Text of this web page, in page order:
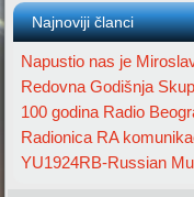
Najnoviji članci
Napustio nas je
Redovna Godišnja
100 godina Radio
Radionica RA
YU1924RB-Russian